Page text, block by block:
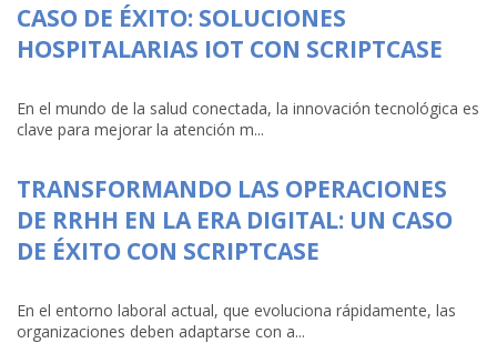
CASO DE ÉXITO: SOLUCIONES
HOSPITALARIAS IOT CON SCRIPTCASE
En el mundo de la salud conectada, la innovación tecnológica es
clave para mejorar la atención m...
TRANSFORMANDO LAS OPERACIONES
DE RRHH EN LA ERA DIGITAL: UN CASO
DE ÉXITO CON SCRIPTCASE
En el entorno laboral actual, que evoluciona rápidamente, las
organizaciones deben adaptarse con a...